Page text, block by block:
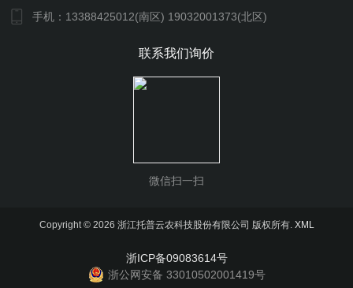
手机：13388425012(南区) 19032001373(北区)
联系我们询价
微信扫一扫
Copyright © 2026 浙江托普云农科技股份有限公司 版权所有. XML
浙ICP备09083614号
浙公网安备 33010502001419号